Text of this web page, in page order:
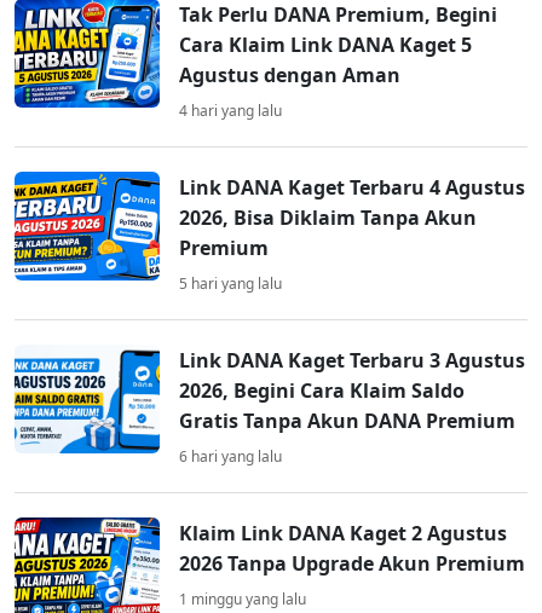
Tak Perlu DANA Premium, Begini
Cara Klaim Link DANA Kaget 5
Agustus dengan Aman
4 hari yang lalu
Link DANA Kaget Terbaru 4 Agustus
2026, Bisa Diklaim Tanpa Akun
Premium
5 hari yang lalu
Link DANA Kaget Terbaru 3 Agustus
2026, Begini Cara Klaim Saldo
Gratis Tanpa Akun DANA Premium
6 hari yang lalu
Klaim Link DANA Kaget 2 Agustus
2026 Tanpa Upgrade Akun Premium
1 minggu yang lalu